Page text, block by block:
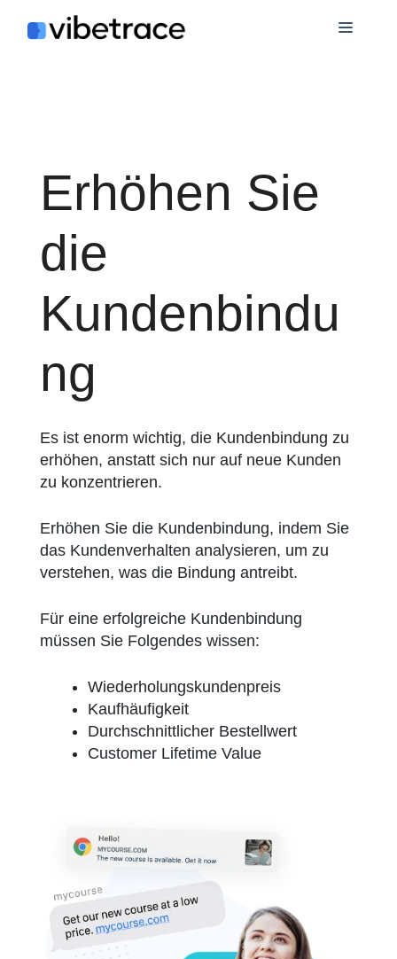
Inhalt
Erhöhen Sie
die
Kundenbindu
ng
Es ist enorm wichtig, die Kundenbindung zu
erhöhen, anstatt sich nur auf neue Kunden
zu konzentrieren.
Erhöhen Sie die Kundenbindung, indem Sie
das Kundenverhalten analysieren, um zu
verstehen, was die Bindung antreibt.
Für eine erfolgreiche Kundenbindung
müssen Sie Folgendes wissen:
Wiederholungskundenpreis
Kaufhäufigkeit
Durchschnittlicher Bestellwert
Customer Lifetime Value